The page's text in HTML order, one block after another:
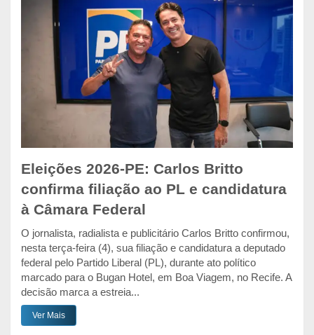
Eleições 2026-PE: Carlos Britto
confirma filiação ao PL e candidatura
à Câmara Federal
O jornalista, radialista e publicitário Carlos Britto confirmou,
nesta terça-feira (4), sua filiação e candidatura a deputado
federal pelo Partido Liberal (PL), durante ato político
marcado para o Bugan Hotel, em Boa Viagem, no Recife. A
decisão marca a estreia...
Ver Mais